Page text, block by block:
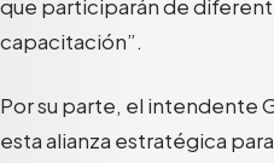
que participarán de
capacitación”.
Por su parte, el intendente
esta alianza estratégica